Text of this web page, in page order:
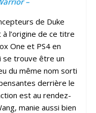
de Duke
à l’origine de ce titre
One et PS4 en
se trouve être un
du même nom sorti
derrière le
est au rendez-
manie aussi bien